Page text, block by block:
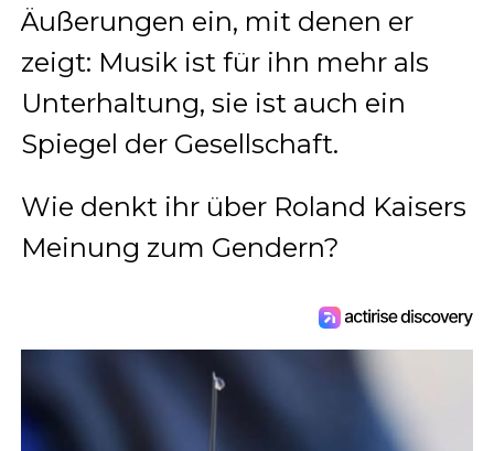
Äußerungen ein, mit denen er
zeigt: Musik ist für ihn mehr als
Unterhaltung, sie ist auch ein
Spiegel der Gesellschaft.
Wie denkt ihr über Roland Kaisers
Meinung zum Gendern?